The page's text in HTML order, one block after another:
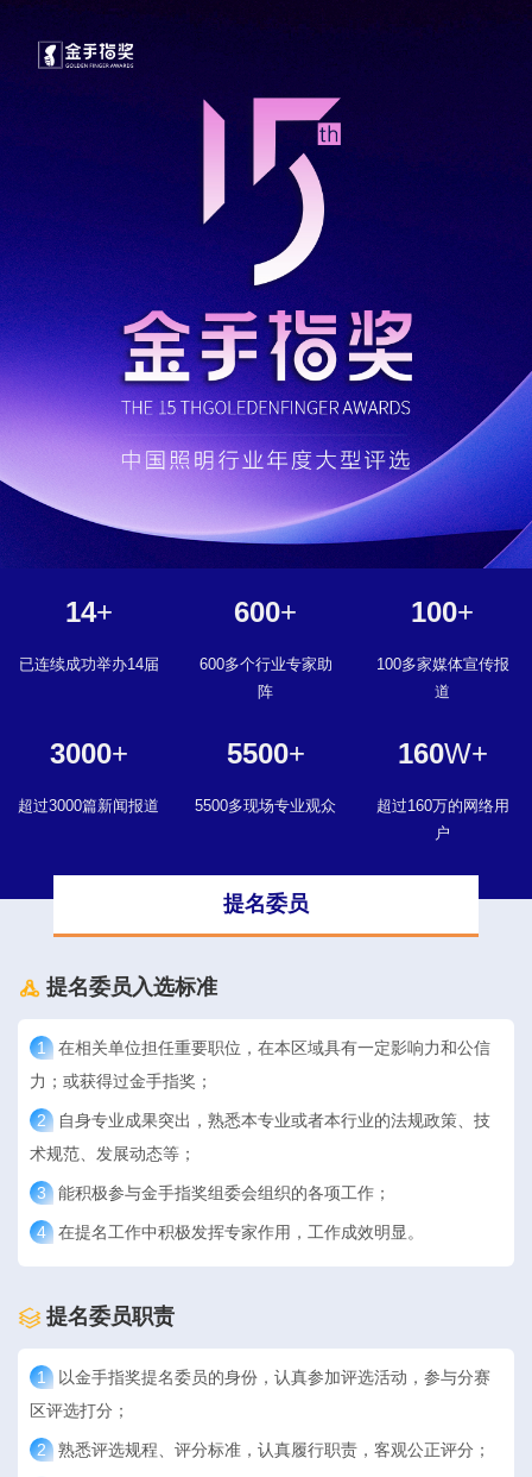
14+
已连续成功举办14届
600+
600多个行业专家助
阵
100+
100多家媒体宣传报
道
3000+
超过3000篇新闻报道
5500+
5500多现场专业观众
160W+
超过160万的网络用
户
提名委员
提名委员入选标准
1
在相关单位担任重要职位，在本区域具有一定影响力和公信
力；或获得过金手指奖；
2
自身专业成果突出，熟悉本专业或者本行业的法规政策、技
术规范、发展动态等；
3 能积极参与金手指奖组委会组织的各项工作；
4 在提名工作中积极发挥专家作用，工作成效明显。
提名委员职责
1
以金手指奖提名委员的身份，认真参加评选活动，参与分赛
区评选打分；
2 熟悉评选规程、评分标准，认真履行职责，客观公正评分；